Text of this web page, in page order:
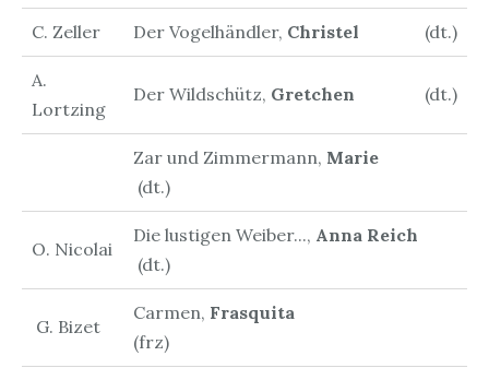
C. Zeller Der Vogelhändler, Christel (dt.)
A.
Lortzing
Der Wildschütz, Gretchen (dt.)
Zar und Zimmermann, Marie
(dt.)
O. Nicolai
Die lustigen Weiber..., Anna Reich
(dt.)
G. Bizet
Carmen, Frasquita
(frz)